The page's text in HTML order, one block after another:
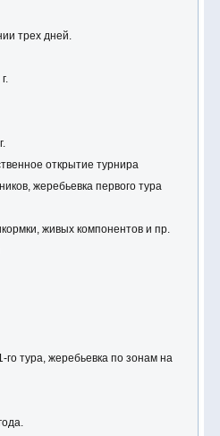
трех дней.
открытие турнира
жеребьевка первого тура
живых компонентов и пр.
го тура, жеребьевка по зонам на